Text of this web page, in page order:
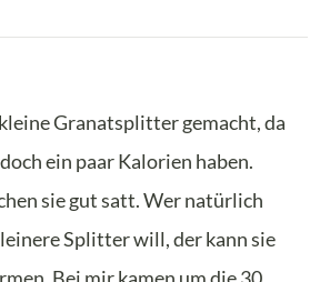
Granatsplitter gemacht, da
ein paar Kalorien haben.
sie gut satt. Wer natürlich
Splitter will, der kann sie